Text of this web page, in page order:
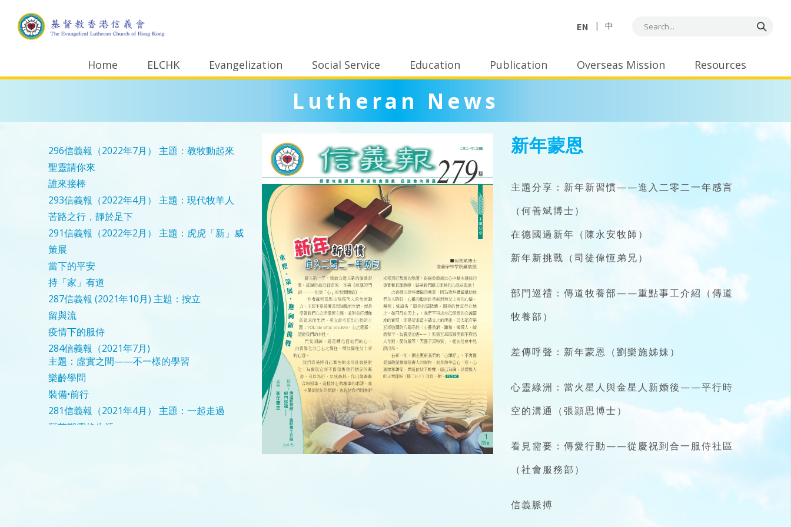
EN 中
Home ELCHK Evangelization Social Service Education Publication Overseas Mission Resources
Lutheran News
新年蒙恩
主題分享：新年新習慣——進入二零二一年感言
（何善斌博士）
在德國過新年（陳永安牧師）
新年新挑戰（司徒偉恆弟兄）
部門巡禮：傳道牧養部——重點事工介紹（傳道
牧養部）
差傳呼聲：新年蒙恩（劉樂施姊妹）
心靈綠洲：當火星人與金星人新婚後——平行時
空的溝通（張頴思博士）
看見需要：傳愛行動——從慶祝到合一服侍社區
（社會服務部）
信義脈搏
296信義報（2022年7月）
主題：教牧動起來
聖靈請你來
誰來接棒
293信義報（2022年4月）
主題：現代牧羊人
苦路之行，靜於足下
291信義報（2022年2月）
主題：虎虎「新」威
策展
當下的平安
持「家」有道
287信義報 (2021年10月) 主題：按立
留與流
疫情下的服侍
284信義報（2021年7月)
主題：虛實之間——不一樣的學習
樂齡學問
裝備•前行
281信義報（2021年4月）
主題：一起走過
預苦期靈修生活